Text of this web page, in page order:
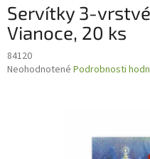
Servítky 3-
Vianoce, 20 ks
84120
Priemerné
Neohodnotené Podrobnosti